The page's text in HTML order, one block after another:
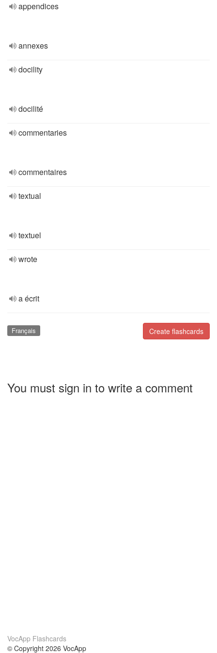
appendices
annexes
docility
docilité
commentaries
commentaires
textual
textuel
wrote
a écrit
Create flashcards
Français
You must sign in to write a comment
VocApp Flashcards
© Copyright 2026 VocApp